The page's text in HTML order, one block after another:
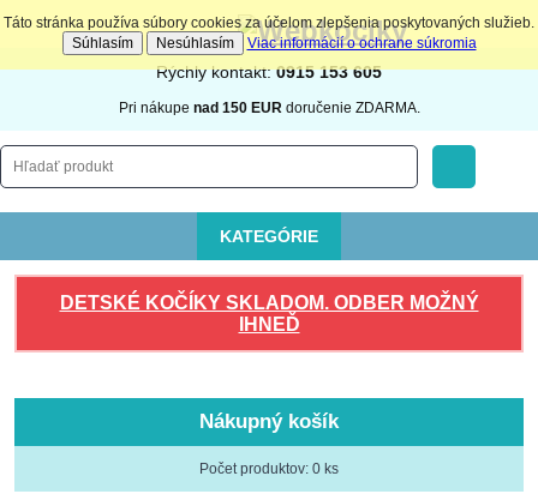
Rýchly kontakt:0915 153 605
Pri nákupe nad 150 EURdoručenie ZDARMA.
KATEGÓRIE
DETSKÉ KOČÍKY SKLADOM. ODBER MOŽNÝ
IHNEĎ
Nákupný košík
Počet produktov: 0 ks
Táto stránka používa súbory cookies za účelom zlepšenia poskytovaných služieb.
Súhlasím
Nesúhlasím Viac informácií o ochrane súkromia